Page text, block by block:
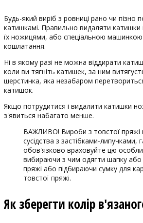
Будь-який виріб з ровниці рано чи пізно
катишкамі. Правильно видаляти
їх ножицями, або спеціальною
кошлатання.
Ні в якому разі не можна віддирати
коли ви тягніть катишек, за ним
шерстинка, яка незабаром
катишок.
Якщо потрудитися і видалити катишки
з'явиться набагато менше.
ВАЖЛИВО! Вироби з товстої пряжі
сусідства з застібками-липучками,
обов'язково враховуйте цю
вибираючи з чим одягти шапку або
пряжі або підбираючи сумку для
товстої пряжі.
Як зберегти колір